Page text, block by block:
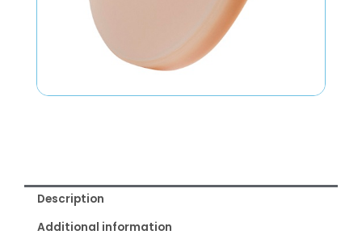
Description
Additional information